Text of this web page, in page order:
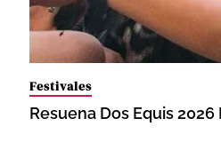
Festivales
Resuena Dos Equis